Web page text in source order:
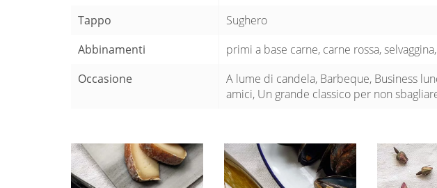
Tappo
Sughero
Abbinamenti
primi a base carne, carne rossa,
Occasione
A lume di candela, Barbeque, Business
amici, Un grande classico per non